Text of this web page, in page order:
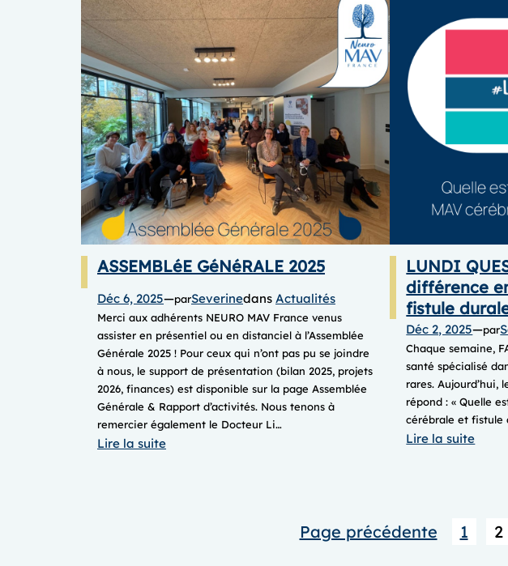
ASSEMBLéE GéNéRALE 2025
Déc 6, 2025—parSeverinedans Actualités
Merci aux adhérents NEURO MAV France venus
assister en présentiel ou en distanciel à l’Assemblée
Générale 2025 ! Pour ceux qui n’ont pas pu se joindre
à nous, le support de présentation (bilan 2025, projets
2026, finances) est disponible sur la page Assemblée
Générale & Rapport d’activités. Nous tenons à
remercier également le Docteur Li…
Lire la suite:
LUNDI
différence
fistule
Déc 2, 2025—par
Chaque semaine,
santé spécialisé
rares. Aujourd’hui,
répond : « Quelle
cérébrale et fistule
Lire la suite:
Page précédente 1 2